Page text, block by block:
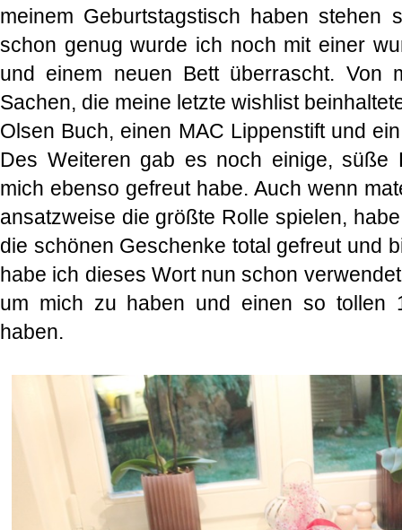
meinem Geburtstagstisch haben stehen
schon genug wurde ich noch mit einer
und einem neuen Bett überrascht. Von
Sachen, die meine letzte wishlist
Olsen Buch, einen MAC Lippenstift und
Des Weiteren gab es noch einige, süße
mich ebenso gefreut habe. Auch wenn
ansatzweise die größte Rolle spielen,
die schönen Geschenke total gefreut und
habe ich dieses Wort nun schon
um mich zu haben und einen so tollen
haben.